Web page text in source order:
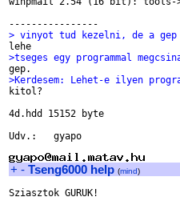
> vinyot tud kezelni, de a
>tseges egy programmal
>Kerdesem: Lehet-e ilyen
kitol?
4d.hdd 15152 byte
Udv.:	gyapo
+ - Tseng6000 help (mind)
Sziasztok GURUK!